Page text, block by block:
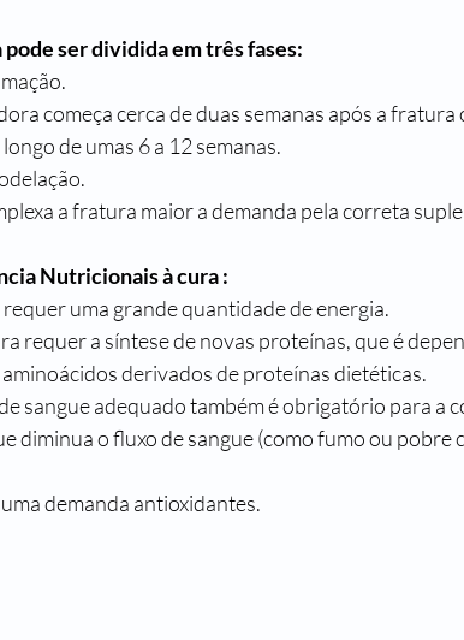
ser dividida em três fases:
começa cerca de duas semanas após a
de umas 6 a 12 semanas.
a fratura maior a demanda pela correta
Nutricionais à cura :
uma grande quantidade de energia.
requer a síntese de novas proteínas, que é
derivados de proteínas dietéticas.
sangue adequado também é obrigatório para a
diminua o fluxo de sangue (como fumo ou pobre
demanda antioxidantes.